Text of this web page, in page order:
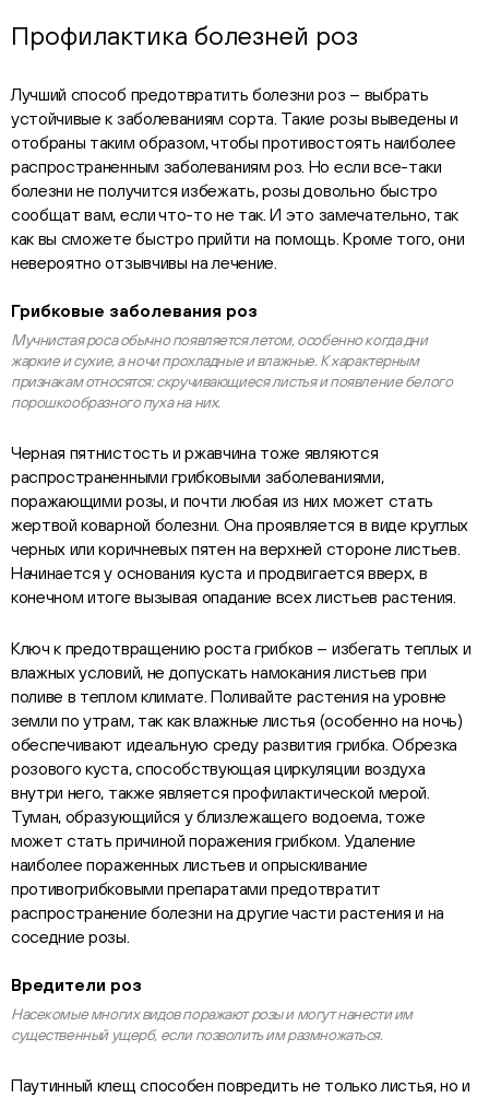
Профилактика болезней роз
Лучший способ предотвратить болезни роз – выбрать
устойчивые к заболеваниям сорта. Такие розы выведены и
отобраны таким образом, чтобы противостоять наиболее
распространенным заболеваниям роз. Но если все-таки
болезни не получится избежать, розы довольно быстро
сообщат вам, если что-то не так. И это замечательно, так
как вы сможете быстро прийти на помощь. Кроме того, они
невероятно отзывчивы на лечение.
Грибковые заболевания роз
Мучнистая роса обычно появляется летом, особенно когда дни
жаркие и сухие, а ночи прохладные и влажные. К характерным
признакам относятся: скручивающиеся листья и появление белого
порошкообразного пуха на них.
Черная пятнистость и ржавчина тоже являются
распространенными грибковыми заболеваниями,
поражающими розы, и почти любая из них может стать
жертвой коварной болезни. Она проявляется в виде круглых
черных или коричневых пятен на верхней стороне листьев.
Начинается у основания куста и продвигается вверх, в
конечном итоге вызывая опадание всех листьев растения.
Ключ к предотвращению роста грибков – избегать теплых и
влажных условий, не допускать намокания листьев при
поливе в теплом климате. Поливайте растения на уровне
земли по утрам, так как влажные листья (особенно на ночь)
обеспечивают идеальную среду развития грибка. Обрезка
розового куста, способствующая циркуляции воздуха
внутри него, также является профилактической мерой.
Туман, образующийся у близлежащего водоема, тоже
может стать причиной поражения грибком. Удаление
наиболее пораженных листьев и опрыскивание
противогрибковыми препаратами предотвратит
распространение болезни на другие части растения и на
соседние розы.
Вредители роз
Насекомые многих видов поражают розы и могут нанести им
существенный ущерб, если позволить им размножаться.
Паутинный клещ способен повредить не только листья, но и